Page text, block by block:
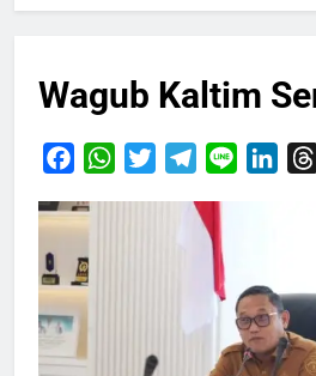
Wagub Kaltim
FacebookWhatsApp
TwitterTelegram
Line